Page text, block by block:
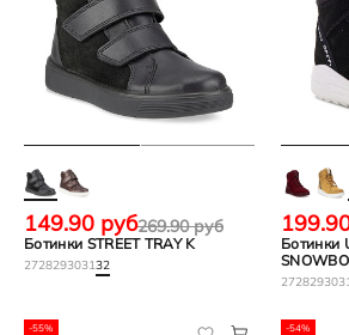
Ботинки STREET TRAY K
269.90 руб
149.90 руб
272829303132
Ботинки
27282930
-55% -54%